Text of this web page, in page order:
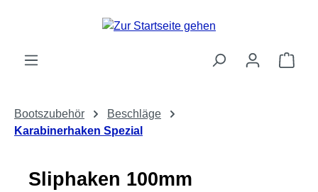
Zum Hauptinhalt springen
Bootszubehör
Beschläge
Karabinerhaken Spezial
Sliphaken 100mm